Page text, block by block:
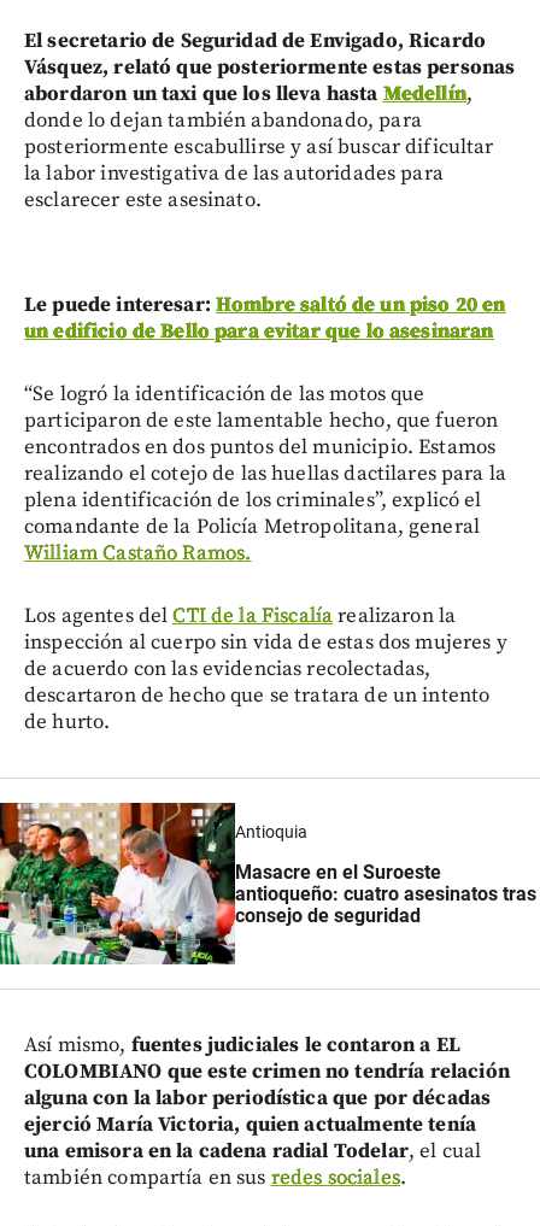
El secretario de Seguridad de Envigado, Ricardo
Vásquez, relató que posteriormente estas personas
abordaron un taxi que los lleva hasta Medellín,
donde lo dejan también abandonado, para
posteriormente escabullirse y así buscar dificultar
la labor investigativa de las autoridades para
esclarecer este asesinato.
Le puede interesar: Hombre saltó de un piso 20 en
un edificio de Bello para evitar que lo asesinaran
“Se logró la identificación de las motos que
participaron de este lamentable hecho, que fueron
encontrados en dos puntos del municipio. Estamos
realizando el cotejo de las huellas dactilares para la
plena identificación de los criminales”, explicó el
comandante de la Policía Metropolitana, general
William Castaño Ramos.
Los agentes delCTI de la Fiscalíarealizaron la
inspección al cuerpo sin vida de estas dos mujeres y
de acuerdo con las evidencias recolectadas,
descartaron de hecho que se tratara de un intento
de hurto.
Antioquia
Masacre en el Suroeste
antioqueño: cuatro asesinatos tras
consejo de seguridad
Así mismo, fuentes judiciales le contaron a EL
COLOMBIANO que este crimen no tendría relación
alguna con la labor periodística que por décadas
ejerció María Victoria, quien actualmente tenía
una emisora en la cadena radial Todelar, el cual
también compartía en sus redes sociales.